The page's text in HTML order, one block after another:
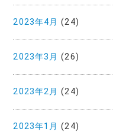
2023年4月 (24)
2023年3月 (26)
2023年2月 (24)
2023年1月 (24)